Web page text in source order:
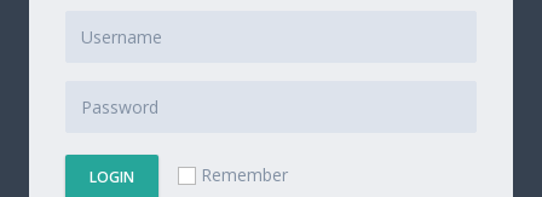
LOGIN Remember